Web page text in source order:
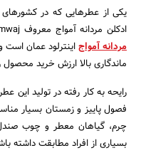
یکی از عطرهایی که در کشورهای
ادکلن مردانه آمواج معروف Interlude Amwaj است. کشور مبدا
مردانه آمواجاینترلود عمان است
ماندگاری بالا ارزش خرید محصول
رایحه به کار رفته در تولید این
فصول پاییز و زمستان بسیار
چرم، گیاهان معطر و چوب
بسیاری از افراد مطابقت داشته